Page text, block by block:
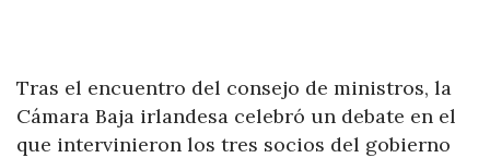
Tras el encuentro del consejo de ministros, la
Cámara Baja irlandesa celebró un debate en el
que intervinieron los tres socios del gobierno